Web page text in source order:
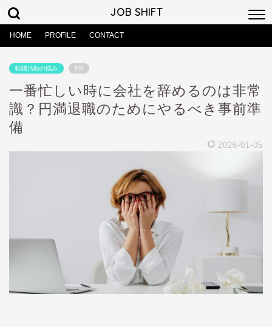
JOB SHIFT
HOME PROFILE CONTACT
転職活動の悩み PR
一番忙しい時に会社を辞めるのは非常
識？円満退職のためにやるべき事前準
備
2026-01-05